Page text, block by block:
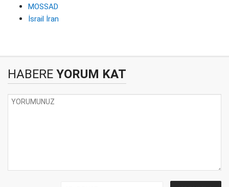
MOSSAD
İsrail İran
HABERE YORUM KAT